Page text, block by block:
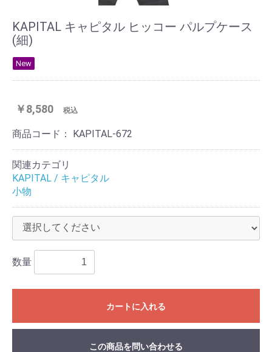
KAPITAL キャピタル ヒッコー パルプケース
(細)
New
￥8,580 税込
商品コード： KAPITAL-672
関連カテゴリ
KAPITAL / キャピタル
小物
数量
カートに入れる
この商品を問い合わせる